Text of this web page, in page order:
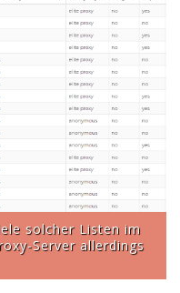
solcher Listen im
Server allerdings